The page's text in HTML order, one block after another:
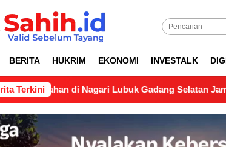
BERITA HUKRIM EKONOMI INVESTALK
Terkini
Nagari Lubuk Gadang Selatan Jamin Kepastian